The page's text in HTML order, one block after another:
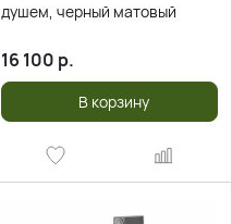
душем, черный матовый
16 100 р.
В корзину